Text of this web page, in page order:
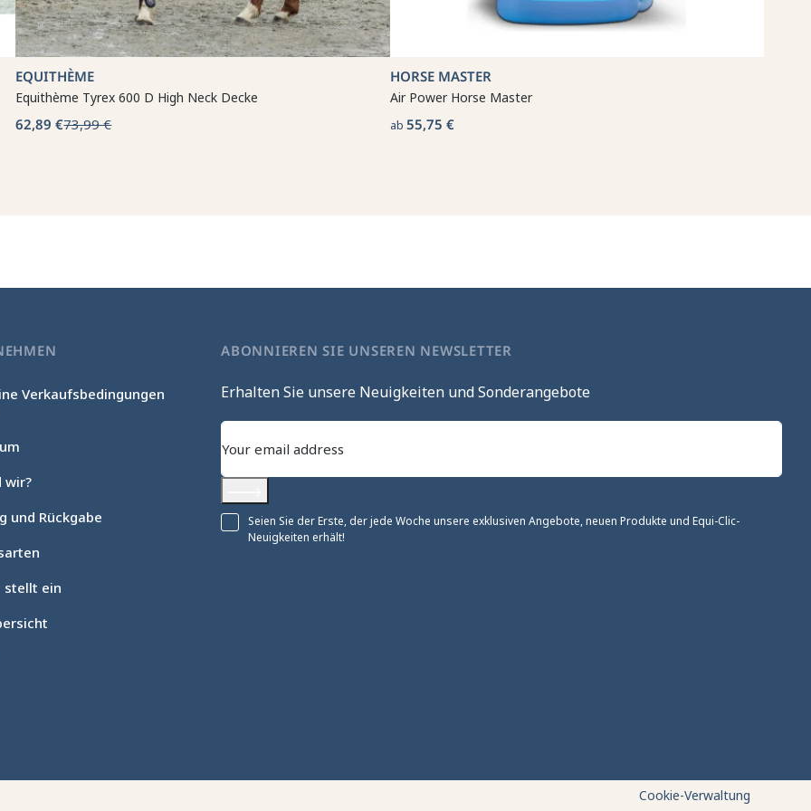
an
individuell zu gestalten und zu verwalten, um die Einhaltung der Vorschriften zu gewährleisten. Passen Sie Ihre
EQUITHÈME
Equithème Tyrex 600 D High Neck Decke
62,89 €73,99 €
HORSE MASTER
Air Power Horse Master
ab 55,75 €
Verkaufsbedingungen
wir?
und Rückgabe
stellt ein
ABONNIEREN SIE UNSEREN NEWSLETTER
Erhalten Sie unsere Neuigkeiten und Sonderangebote
Abonnieren
Seien Sie der Erste, der jede Woche unsere exklusiven Angebote, neuen Produkte und Equi-Clic-
Neuigkeiten erhält!
Cookie-Verwaltung